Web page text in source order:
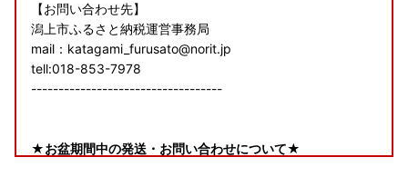
【お問い合わせ先】
潟上市ふるさと納税運営事務局
mail：katagami_furusato@norit.jp
tell:018-853-7978
-----------------------------------
★お盆期間中の発送・お問い合わせについて★